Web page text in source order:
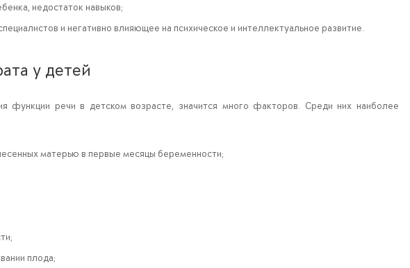
недостаток навыков;
и негативно влияющее на психическое и интеллектуальное развитие.
у детей
функции речи в детском возрасте, значится много факторов. Среди них наиболее
матерью в первые месяцы беременности;
плода;